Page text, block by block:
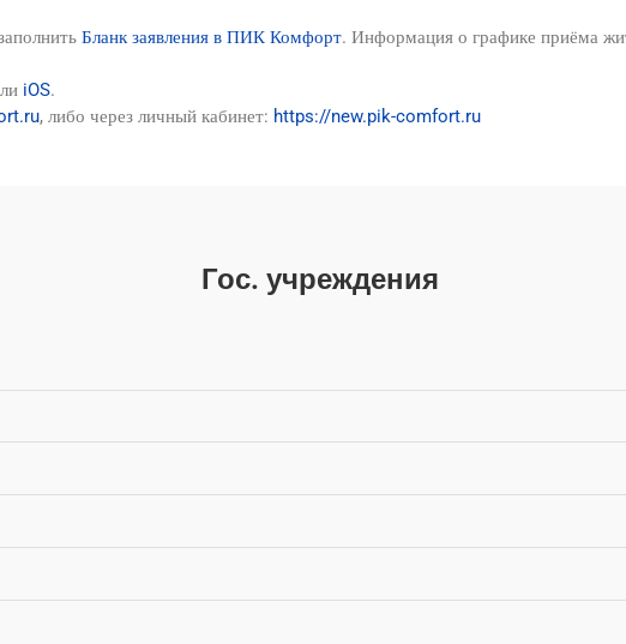
Бланк заявления в ПИК Комфорт. Информация о графике приёма
iOS.
, либо через личный кабинет: https://new.pik-comfort.ru
Гос. учреждения